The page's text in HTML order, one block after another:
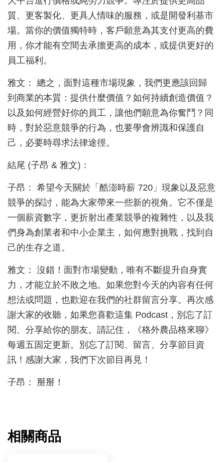
質、更客製化、更具人情味的服務，或是開發利基市
場。當你的價值獨特時，客戶願意為其支付更高的費
用，你才能有空間去承擔更高的成本，或提供更好的
員工福利。
雅文： 總之，面對這種市場現象，我們更應該回歸
到商業的本質：提供什麼價值？如何持續創造價值？
以及如何經營好你的員工，讓他們願意為你奮鬥？同
時，對於惡意競爭的行為，也要學會辨識和保護自
己，必要時尋求法律途徑。
結尾 (子昂 & 雅文)：
子昂： 希望今天關於「酷澎時薪 720」現象以及惡意
競爭的探討，能為大家帶來一些新的視角。它不僅是
一個薪資數字，更折射出產業競爭的複雜性，以及我
們身為創業者和中小企業主，如何應對挑戰，找到自
己的生存之道。
雅文： 沒錯！面對市場變動，唯有不斷提升自身實
力，才能立於不敗之地。如果您對今天的內容有任何
想法或問題，也歡迎在我們的社群留言分享。再次感
謝大家的收聽，如果您喜歡這集 Podcast，別忘了訂
閱、分享給你的朋友。請記住，《格外農品格來聊》
每週五固定更新。別忘了訂閱、留言、分享節目資
訊！感謝大家，我們下次節目再見！
子昂： 掰掰！
相關商品